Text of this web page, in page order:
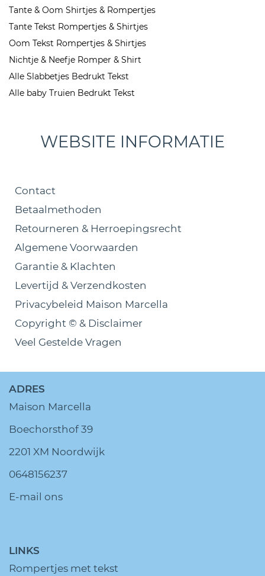
Tante & Oom Shirtjes & Rompertjes
Tante Tekst Rompertjes & Shirtjes
Oom Tekst Rompertjes & Shirtjes
Nichtje & Neefje Romper & Shirt
Alle Slabbetjes Bedrukt Tekst
Alle baby Truien Bedrukt Tekst
WEBSITE INFORMATIE
Contact
Betaalmethoden
Retourneren & Herroepingsrecht
Algemene Voorwaarden
Garantie & Klachten
Levertijd & Verzendkosten
Privacybeleid Maison Marcella
Copyright © & Disclaimer
Veel Gestelde Vragen
ADRES
Maison Marcella
Boechorsthof 39
2201 XM Noordwijk
0648156237
E-mail ons
LINKS
Rompertjes met tekst